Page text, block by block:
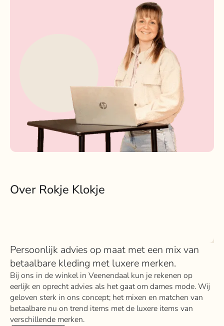
Over Rokje Klokje
Persoonlijk advies op maat met een mix van
betaalbare kleding met luxere merken.
Bij ons in de winkel in Veenendaal kun je rekenen op
eerlijk en oprecht advies als het gaat om dames mode. Wij
geloven sterk in ons concept; het mixen en matchen van
betaalbare nu on trend items met de luxere items van
verschillende merken.